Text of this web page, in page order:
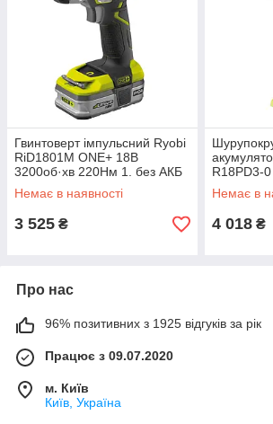
Гвинтоверт імпульсний Ryobi
RiD1801M ONE+ 18В
3200об·хв 220Нм 1. без АКБ
та ЗП (5133001168)
Немає в наявності
3 525 ₴
R18PD3-
Немає в
4 018 ₴
Про нас
96% позитивних з 1925 відгуків за рік
Працює з 09.07.2020
м. Київ
Київ, Україна